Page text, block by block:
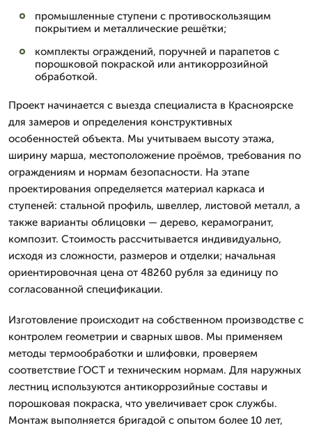
промышленные ступени с противоскользящим
покрытием и металлические решётки;
комплекты ограждений, поручней и парапетов с
порошковой покраской или антикоррозийной
обработкой.
Проект начинается с выезда специалиста в Красноярске
для замеров и определения конструктивных
особенностей объекта. Мы учитываем высоту этажа,
ширину марша, местоположение проёмов, требования по
ограждениям и нормам безопасности. На этапе
проектирования определяется материал каркаса и
ступеней: стальной профиль, швеллер, листовой металл, а
также варианты облицовки — дерево, керамогранит,
композит. Стоимость рассчитывается индивидуально,
исходя из сложности, размеров и отделки; начальная
ориентировочная цена от 48260 рубля за единицу по
согласованной спецификации.
Изготовление происходит на собственном производстве с
контролем геометрии и сварных швов. Мы применяем
методы термообработки и шлифовки, проверяем
соответствие ГОСТ и техническим нормам. Для наружных
лестниц используются антикоррозийные составы и
порошковая покраска, что увеличивает срок службы.
Монтаж выполняется бригадой с опытом более 10 лет,